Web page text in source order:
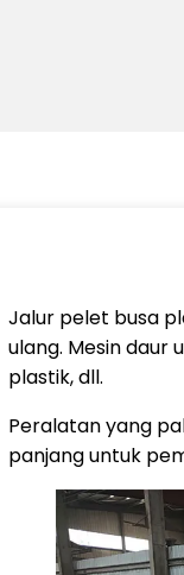
Jalur pelet busa
ulang. Mesin daur
plastik, dll.
Peralatan yang
panjang untuk